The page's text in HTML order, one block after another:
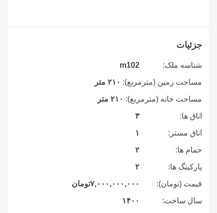
جزئیات
شناسه ملک: m102
مساحت زمین (مترمربع): ۲۱۰ متر
مساحت خانه (مترمربع): ۲۱۰ متر
اتاق ها: ۳
اتاق مستر: ۱
حمام ها: ۲
پارکینگ ها: ۲
قیمت (تومان): ۷,۰۰۰,۰۰۰,۰۰۰تومان
سال ساخت: ۱۴۰۰